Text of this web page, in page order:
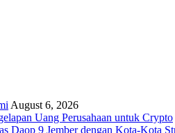
August 6, 2026
Uang Perusahaan untuk Crypto
9 Jember dengan Kota-Kota